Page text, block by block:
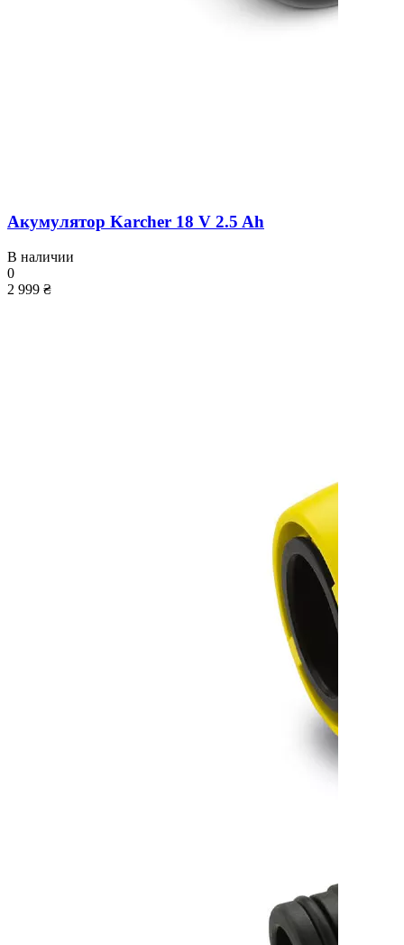
Акумулятор Karcher 18 V 2.5 Ah
В наличии
0
2 999 ₴